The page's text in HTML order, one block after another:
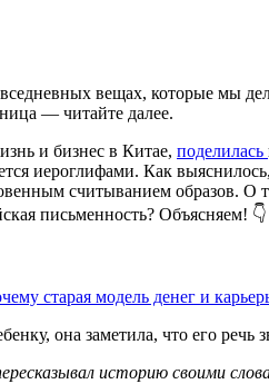
— читайте далее.
и бизнес в Китае, поделилась
иероглифами. Как выяснилось,
считыванием образов. О
письменность? Объясняем! 👇
старая модель денег и
она заметила, что его речь
историю своими